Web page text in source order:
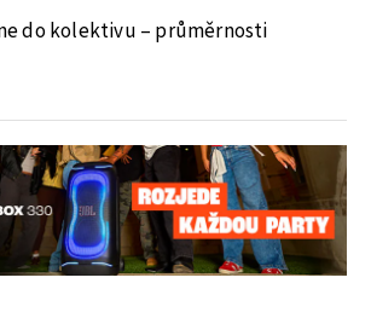
do kolektivu – průměrnosti